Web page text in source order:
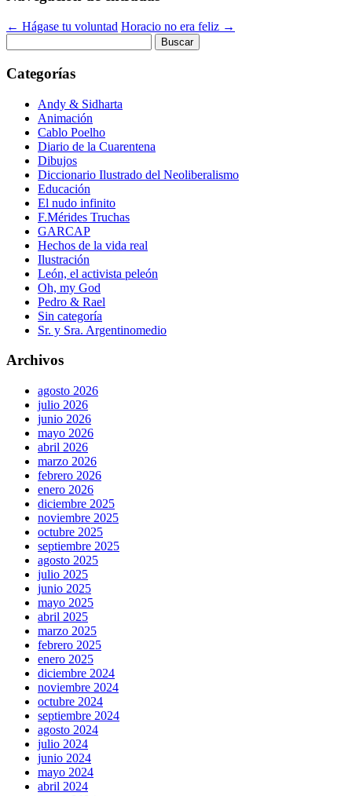
← Hágase tu voluntad Horacio no era feliz →
Categorías
Andy & Sidharta
Animación
Cablo Poelho
Diario de la Cuarentena
Dibujos
Diccionario Ilustrado del Neoliberalismo
Educación
El nudo infinito
F.Mérides Truchas
GARCAP
Hechos de la vida real
Ilustración
León, el activista peleón
Oh, my God
Pedro & Rael
Sin categoría
Sr. y Sra. Argentinomedio
Archivos
agosto 2026
julio 2026
junio 2026
mayo 2026
abril 2026
marzo 2026
febrero 2026
enero 2026
diciembre 2025
noviembre 2025
octubre 2025
septiembre 2025
agosto 2025
julio 2025
junio 2025
mayo 2025
abril 2025
marzo 2025
febrero 2025
enero 2025
diciembre 2024
noviembre 2024
octubre 2024
septiembre 2024
agosto 2024
julio 2024
junio 2024
mayo 2024
abril 2024